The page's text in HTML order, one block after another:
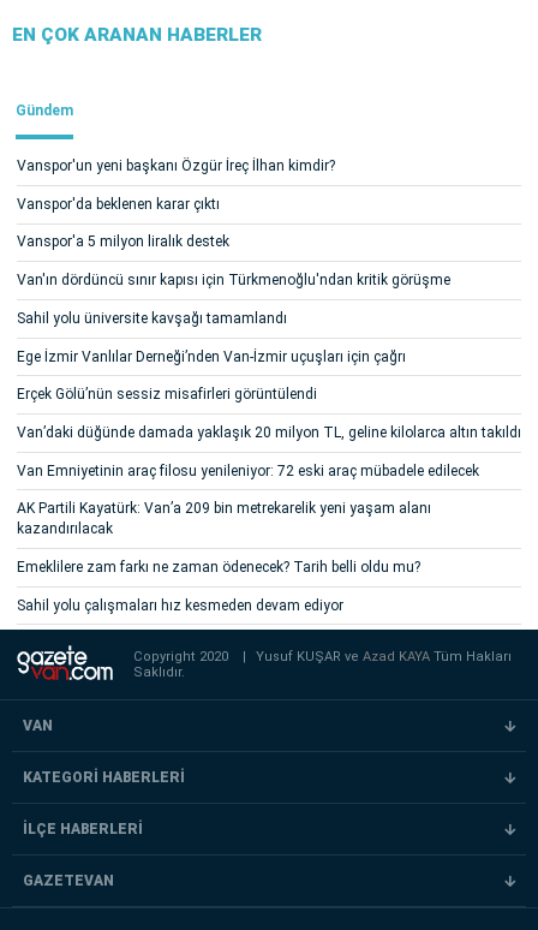
EN ÇOK ARANAN HABERLER
Gündem
Vanspor'un yeni başkanı Özgür İreç İlhan kimdir?
Vanspor'da beklenen karar çıktı
Vanspor'a 5 milyon liralık destek
Van'ın dördüncü sınır kapısı için Türkmenoğlu'ndan kritik görüşme
Sahil yolu üniversite kavşağı tamamlandı
Ege İzmir Vanlılar Derneği’nden Van-İzmir uçuşları için çağrı
Erçek Gölü’nün sessiz misafirleri görüntülendi
Van’daki düğünde damada yaklaşık 20 milyon TL, geline kilolarca altın takıldı
Van Emniyetinin araç filosu yenileniyor: 72 eski araç mübadele edilecek
AK Partili Kayatürk: Van’a 209 bin metrekarelik yeni yaşam alanı
kazandırılacak
Emeklilere zam farkı ne zaman ödenecek? Tarih belli oldu mu?
Sahil yolu çalışmaları hız kesmeden devam ediyor
Copyright 2020 Yusuf KUŞAR veAzad KAYATüm Hakları
Saklıdır.
VAN
KATEGORİ HABERLERİ
İLÇE HABERLERİ
GAZETEVAN